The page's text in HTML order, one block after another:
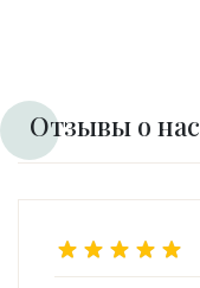
Отзывы о нас